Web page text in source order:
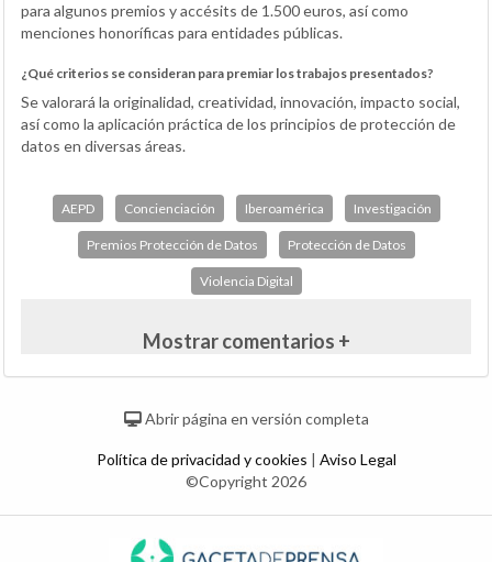
para algunos premios y accésits de 1.500 euros, así como
menciones honoríficas para entidades públicas.
¿Qué criterios se consideran para premiar los trabajos presentados?
Se valorará la originalidad, creatividad, innovación, impacto social,
así como la aplicación práctica de los principios de protección de
datos en diversas áreas.
AEPD Concienciación Iberoamérica Investigación
Premios Protección de Datos Protección de Datos
Violencia Digital
Mostrar comentarios +
Abrir página en versión completa
Política de privacidad y cookies | Aviso Legal
©Copyright 2026